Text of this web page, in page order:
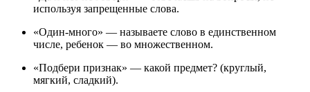
используя запрещенные слова.
«Один-много» — называете слово в единственном
числе, ребенок — во множественном.
«Подбери признак» — какой предмет? (круглый,
мягкий, сладкий).